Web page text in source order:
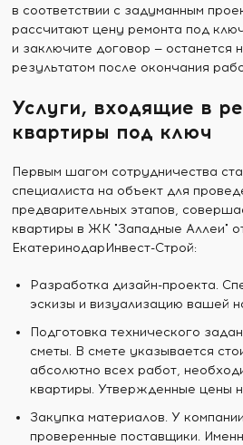
в соответствии с задуманным
рассчитают цену ремонта под
и заключите договор — останется
результатом после окончания
Услуги, входящие в
квартиры под ключ
Первым шагом сотрудничества
специалиста на объект для
предварительных этапов,
квартиры в ЖК "Западные Аллеи"
ЕкатеринодарИнвест-Строй:
Разработка дизайн-проекта.
эскизы и визуализацию вашей
Подготовка технического
сметы. В смете указывается
абсолютно всех работ,
квартиры. Утвержденные цены
Закупка материалов. У
проверенные поставщики.